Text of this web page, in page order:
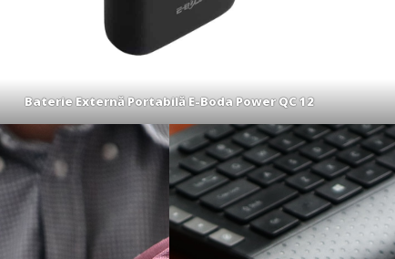
Baterie Externă Portabilă E-Boda Power QC 12